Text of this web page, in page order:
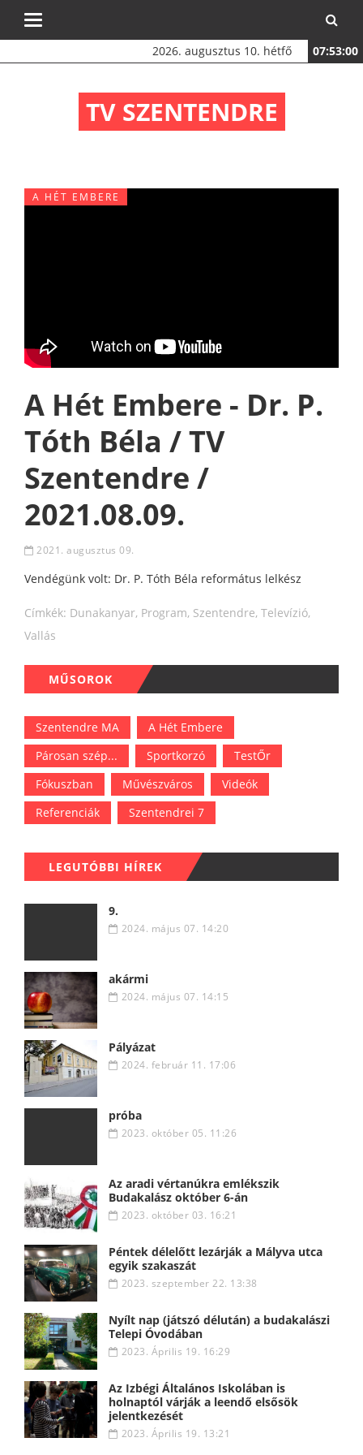
Toggle
2026. augusztus 10. hétfő 07:53:01
TV SZENTENDRE
A HÉT EMBERE
A Hét Embere - Dr. P.
Tóth Béla / TV
Szentendre /
2021.08.09.
2021. augusztus 09.
Vendégünk volt: Dr. P. Tóth Béla református lelkész
Címkék: Dunakanyar, Program, Szentendre, Televízió,
Vallás
MŰSOROK
Szentendre MA
A Hét Embere
Párosan szép...
Sportkorzó
TestŐr
Fókuszban
Művészváros
Videók
Referenciák
Szentendrei 7
LEGUTÓBBI HÍREK
9.
2024. május 07. 14:20
akármi
2024. május 07. 14:15
Pályázat
2024. február 11. 17:06
próba
2023. október 05. 11:26
Az aradi vértanúkra emlékszik
Budakalász október 6-án
2023. október 03. 16:21
Péntek délelőtt lezárják a Mályva utca
egyik szakaszát
2023. szeptember 22. 13:38
Nyílt nap (játszó délután) a budakalászi
Telepi Óvodában
2023. Április 19. 16:29
Az Izbégi Általános Iskolában is
holnaptól várják a leendő elsősök
jelentkezését
2023. Április 19. 13:21